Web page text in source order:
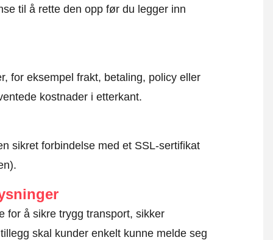
til å rette den opp før du legger inn
for eksempel frakt, betaling, policy eller
kostnader i etterkant.
sikret forbindelse med et SSL-sertifikat
for å sikre trygg transport, sikker
skal kunder enkelt kunne melde seg